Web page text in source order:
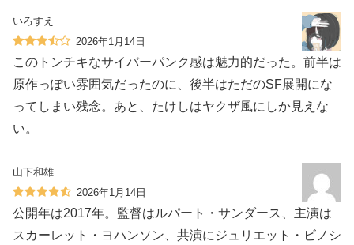
いろすえ
2026年1月14日
このトンチキなサイバーパンク感は魅力的だった。前半は
原作っぽい雰囲気だったのに、後半はただのSF展開にな
ってしまい残念。あと、たけしはヤクザ風にしか見えな
い。
山下和雄
2026年1月14日
公開年は2017年。監督はルパート・サンダース、主演は
スカーレット・ヨハンソン、共演にジュリエット・ビノシ